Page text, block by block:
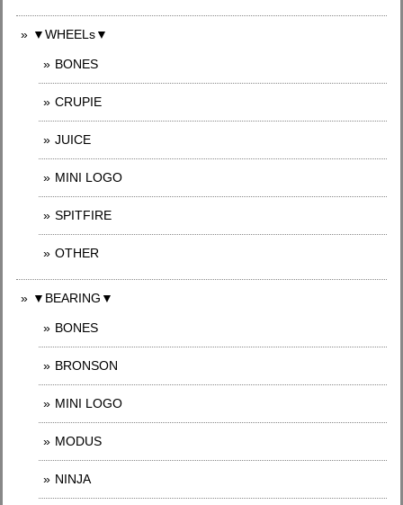
▼WHEELs▼
BONES
CRUPIE
JUICE
MINI LOGO
SPITFIRE
OTHER
▼BEARING▼
BONES
BRONSON
MINI LOGO
MODUS
NINJA